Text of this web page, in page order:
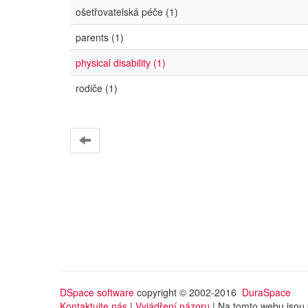
ošetřovatelská péče (1)
parents (1)
physical disability (1)
rodiče (1)
DSpace software copyright © 2002-2016 DuraSpace